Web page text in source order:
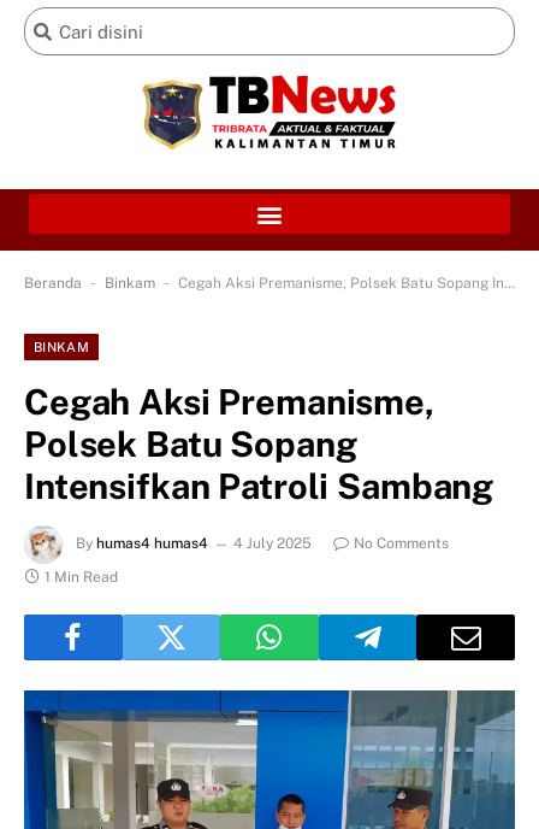
Beranda - Binkam - Cegah Aksi Premanisme, Polsek Batu Sopang Intensifkan Patroli Sambang
BINKAM
Cegah Aksi Premanisme,
Polsek Batu Sopang
Intensifkan Patroli Sambang
By humas4 humas4 4 July 2025
No Comments
1 Min Read